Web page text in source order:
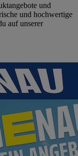
und
und hochwertige
auf unserer